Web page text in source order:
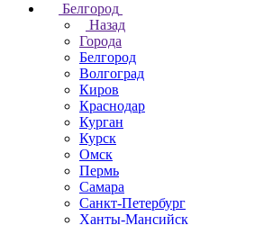
Белгород
Назад
Города
Белгород
Волгоград
Киров
Краснодар
Курган
Курск
Омск
Пермь
Самара
Санкт-Петербург
Ханты-Мансийск